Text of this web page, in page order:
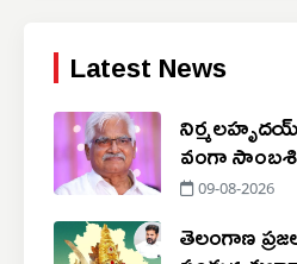
Latest News
నిర్మలహృదయ్
వంగా
09-08-2026
తెలంగాణ